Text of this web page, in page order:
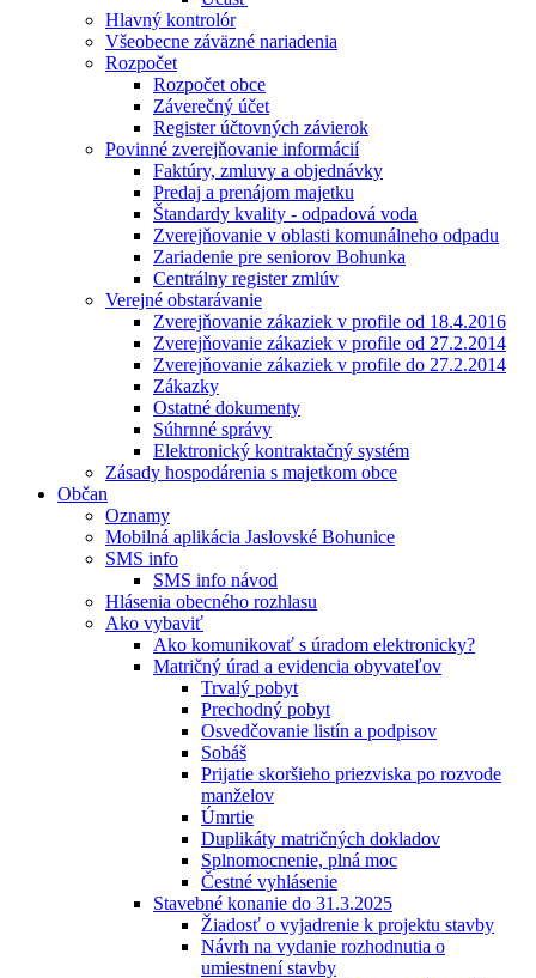
Hlavný kontrolór
Všeobecne záväzné nariadenia
Rozpočet
Rozpočet obce
Záverečný účet
Register účtovných závierok
Povinné zverejňovanie informácií
Faktúry, zmluvy a objednávky
Predaj a prenájom majetku
Štandardy kvality - odpadová voda
Zverejňovanie v oblasti komunálneho odpadu
Zariadenie pre seniorov Bohunka
Centrálny register zmlúv
Verejné obstarávanie
Zverejňovanie zákaziek v profile od 18.4.2016
Zverejňovanie zákaziek v profile od 27.2.2014
Zverejňovanie zákaziek v profile do 27.2.2014
Zákazky
Ostatné dokumenty
Súhrnné správy
Elektronický kontraktačný systém
Zásady hospodárenia s majetkom obce
Občan
Oznamy
Mobilná aplikácia Jaslovské Bohunice
SMS info
SMS info návod
Hlásenia obecného rozhlasu
Ako vybaviť
Ako komunikovať s úradom elektronicky?
Matričný úrad a evidencia obyvateľov
Trvalý pobyt
Prechodný pobyt
Osvedčovanie listín a podpisov
Sobáš
Prijatie skoršieho priezviska po rozvode
manželov
Úmrtie
Duplikáty matričných dokladov
Splnomocnenie, plná moc
Čestné vyhlásenie
Stavebné konanie do 31.3.2025
Žiadosť o vyjadrenie k projektu stavby
Návrh na vydanie rozhodnutia o
umiestnení stavby